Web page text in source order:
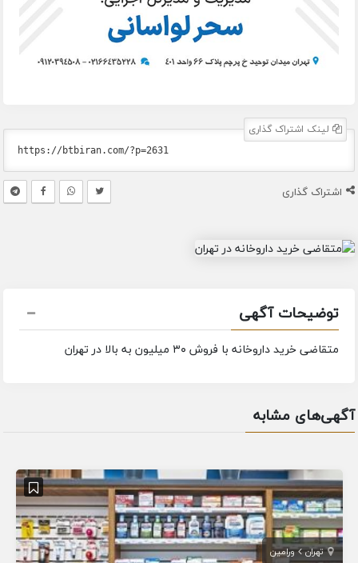
لینک اشتراک گذاری
اشتراک گذاری
توضیحات آگهی
متقاضی خرید داروخانه با فروش ۳۰ میلیون به بالا در تهران
آگهی‌های مشابه
تهران ورامین